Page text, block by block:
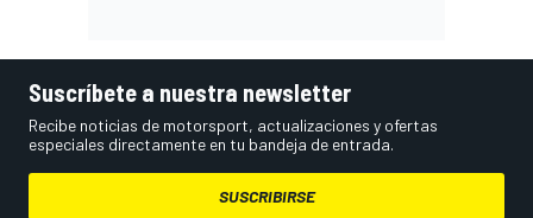
Suscríbete a nuestra newsletter
Recibe noticias de motorsport, actualizaciones y ofertas
especiales directamente en tu bandeja de entrada.
SUSCRIBIRSE